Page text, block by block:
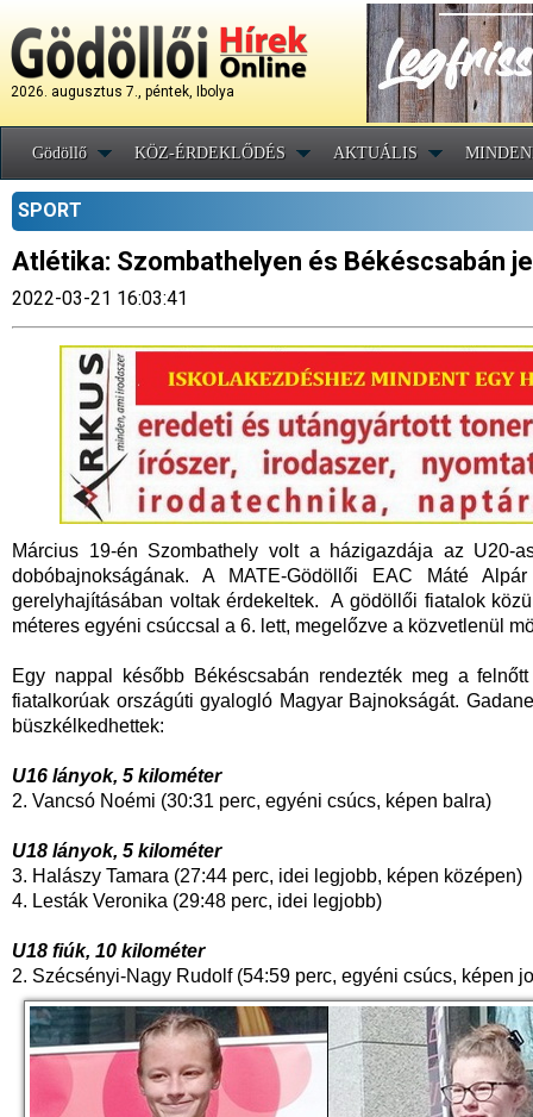
2026. augusztus 7., péntek, Ibolya
Gödöllő KÖZ-ÉRDEKLŐDÉS AKTUÁLIS
SPORT
Atlétika: Szombathelyen és Békéscsabán
2022-03-21 16:03:41
Március 19-én Szombathely volt a házigazdája az U20-
dobóbajnokságának. A MATE-Gödöllői EAC Máté
gerelyhajításában voltak érdekeltek. A gödöllői fiatalok
méteres egyéni csúccsal a 6. lett, megelőzve a közvetlenül
Egy nappal később Békéscsabán rendezték meg a
fiatalkorúak országúti gyalogló Magyar Bajnokságát.
büszkélkedhettek:
U16 lányok, 5 kilométer
2. Vancsó Noémi (30:31 perc, egyéni csúcs, képen balra)
U18 lányok, 5 kilométer
3. Halászy Tamara (27:44 perc, idei legjobb, képen középen)
4. Lesták Veronika (29:48 perc, idei legjobb)
U18 fiúk, 10 kilométer
2. Szécsényi-Nagy Rudolf (54:59 perc, egyéni csúcs, képen